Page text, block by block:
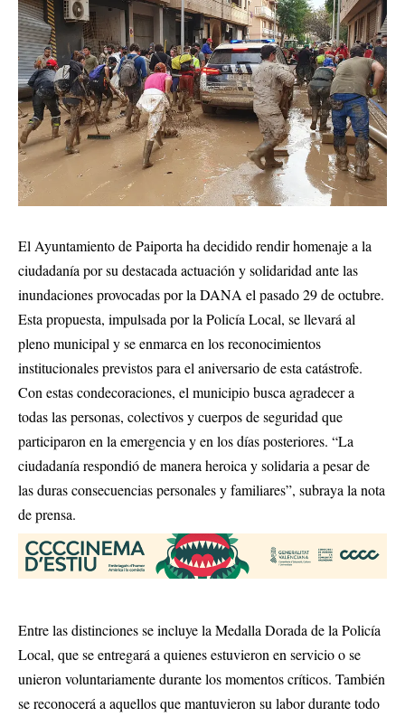
El Ayuntamiento de Paiporta ha decidido rendir homenaje a la
ciudadanía por su destacada actuación y solidaridad ante las
inundaciones provocadas por la DANA el pasado 29 de octubre.
Esta propuesta, impulsada por la Policía Local, se llevará al
pleno municipal y se enmarca en los reconocimientos
institucionales previstos para el aniversario de esta catástrofe.
Con estas condecoraciones, el municipio busca agradecer a
todas las personas, colectivos y cuerpos de seguridad que
participaron en la emergencia y en los días posteriores. “La
ciudadanía respondió de manera heroica y solidaria a pesar de
las duras consecuencias personales y familiares”, subraya la nota
de prensa.
Entre las distinciones se incluye la Medalla Dorada de la Policía
Local, que se entregará a quienes estuvieron en servicio o se
unieron voluntariamente durante los momentos críticos. También
se reconocerá a aquellos que mantuvieron su labor durante todo